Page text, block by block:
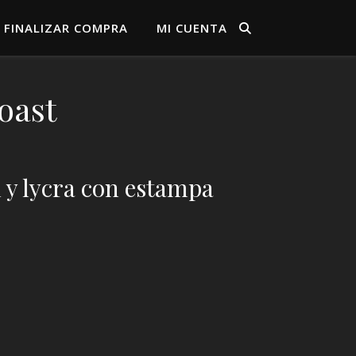
FINALIZAR COMPRA MI CUENTA
lycra con estampa